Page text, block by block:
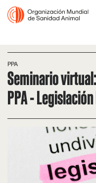
PPA
Seminario
PPA -